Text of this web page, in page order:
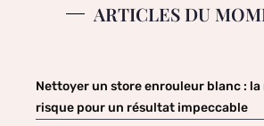
ARTICLES DU
Nettoyer un store enrouleur blanc : la
risque pour un résultat impeccable